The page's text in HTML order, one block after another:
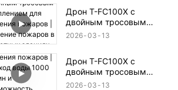
автономная навигация
Дрон T-FC100X с
двойным тросовым
креплением для тушения
зданиях на высоте до
100 м
2026 03 13
Дрон T-FC100X с
двойным тросовым
креплением для тушения
2026 03 13